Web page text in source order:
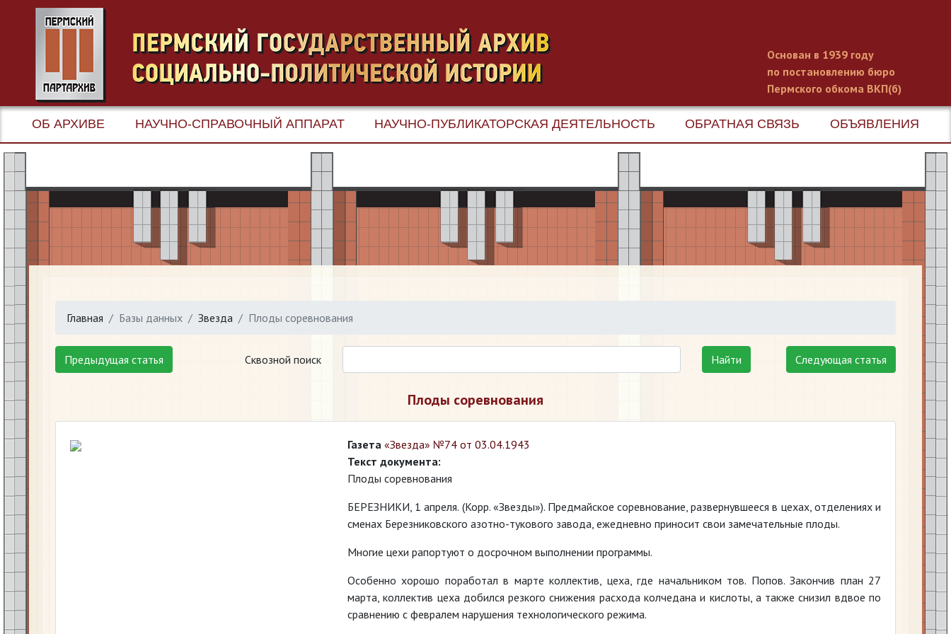
Основан в 1939 году
по постановлению бюро
Пермского обкома ВКП(б)
ОБ АРХИВЕ НАУЧНО-СПРАВОЧНЫЙ АППАРАТ НАУЧНО-ПУБЛИКАТОРСКАЯ ДЕЯТЕЛЬНОСТЬ ОБРАТНАЯ СВЯЗЬ ОБЪЯВЛЕНИЯ
Главная Базы данных Звезда Плоды соревнования
Предыдущая статья Сквозной поиск Найти Следующая статья
Плоды соревнования
Газета «Звезда» №74 от 03.04.1943
Текст документа:
Плоды соревнования
БЕРЕЗНИКИ, 1 апреля. (Корр. «Звезды»). Предмайское соревнование, развернувшееся в цехах, отделениях и
сменах Березниковского азотно-тукового завода, ежедневно приносит свои замечательные плоды.
Многие цехи рапортуют о досрочном выполнении программы.
Особенно хорошо поработал в марте коллектив, цеха, где начальником тов. Попов. Закончив план 27
марта, коллектив цеха добился резкого снижения расхода колчедана и кислоты, а также снизил вдвое по
сравнению с февралем нарушения технологического режима.